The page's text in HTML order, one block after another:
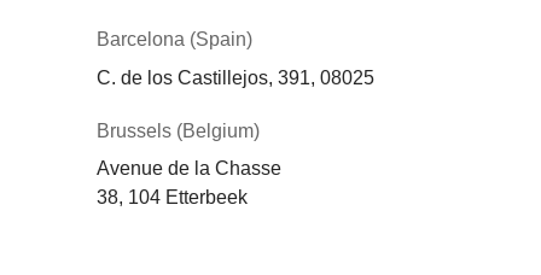
Barcelona (Spain)
C. de los Castillejos, 391, 08025
Brussels (Belgium)
Avenue de la Chasse
38, 104 Etterbeek